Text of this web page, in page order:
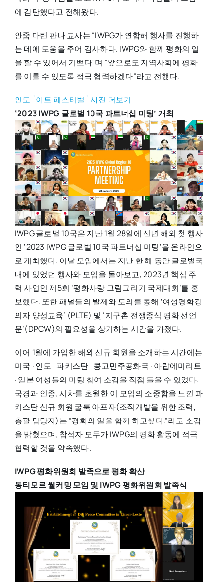
에 감탄했다고 전해왔다.
안줌 마틴 판나 교사는 “IWPG가 연합해 행사를 진행하
는 데에 도움을 주어 감사하다. IWPG와 함께 평화의 일
을 할 수 있어서 기쁘다”며 “앞으로도 지역사회에 평화
를 이룰 수 있도록 적극 협력하겠다”라고 전했다.
인도 `아트 페스티벌` 사진 더보기
‘2023 IWPG 글로벌 10국 파트너십 미팅’ 개최
IWPG 글로벌 10국은 지난 1월 28일에 신년 해외 첫 행사
인 ‘2023 IWPG 글로벌 10국 파트너십 미팅’을 온라인으
로 개최했다. 이날 모임에서는 지난 한 해 동안 글로벌국
내에 있었던 행사와 모임을 돌아보고, 2023년 핵심 주
력 사업인 제5회 ‘평화사랑 그림그리기 국제대회’를 홍
보했다. 또한 패널들의 발제와 토의를 통해 ‘여성평화강
의자 양성교육’ (PLTE) 및 ‘지구촌 전쟁종식 평화 선언
문’(DPCW)의 필요성을 상기하는 시간을 가졌다.
이어 1월에 가입한 해외 신규 회원을 소개하는 시간에는
미국 · 인도 · 파키스탄 · 콩고민주공화국 · 아랍에미리트
· 일본 여성들의 미팅 참여 소감을 직접 들을 수 있었다.
국경과 인종, 시차를 초월한 이 모임의 소중함을 느낀 파
키스탄 신규 회원 굴룩 아프자(조직개발을 위한 조력,
총괄 담당자)는 “평화의 일을 함께 하고싶다.”라고 소감
을 밝혔으며, 참석자 모두가 IWPG의 평화 활동에 적극
협력할 것을 약속했다.
IWPG평화위원회 발족으로 평화 확산
동티모르 웰커밍 모임 및 IWPG 평화위원회 발족식